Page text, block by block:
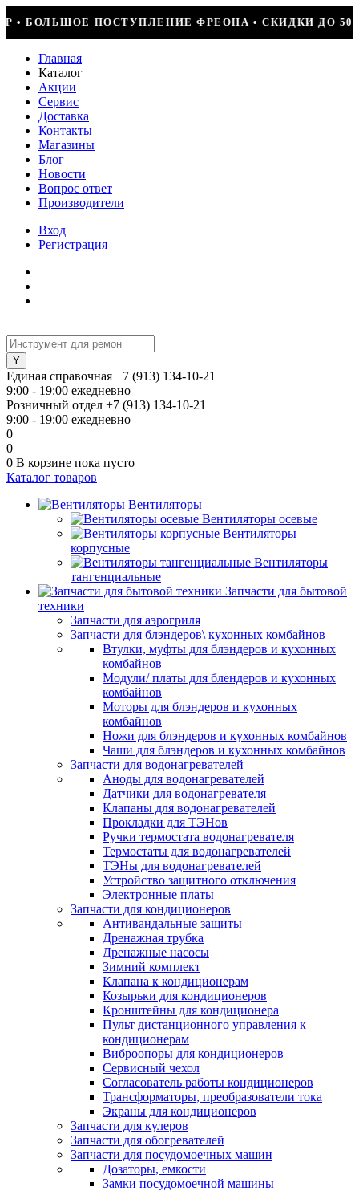
• СКИДКИ ДО 50% НА ВЕСЬ ИНСТРУМЕНТ •
Главная
Каталог
Акции
Сервис
Доставка
Контакты
Магазины
Блог
Новости
Вопрос ответ
Производители
Вход
Регистрация
Единая справочная +7 (913) 134-10-21
9:00 - 19:00 ежедневно
Розничный отдел +7 (913) 134-10-21
9:00 - 19:00 ежедневно
0
0
0 В корзине пока пусто
Каталог товаров
Вентиляторы
Вентиляторы осевые
Вентиляторы
корпусные
Вентиляторы
тангенциальные
Запчасти для бытовой
техники
Запчасти для аэрогриля
Запчасти для блэндеров\ кухонных комбайнов
Втулки, муфты для блэндеров и кухонных
комбайнов
Модули/ платы для блендеров и кухонных
комбайнов
Моторы для блэндеров и кухонных
комбайнов
Ножи для блэндеров и кухонных комбайнов
Чаши для блэндеров и кухонных комбайнов
Запчасти для водонагревателей
Аноды для водонагревателей
Датчики для водонагревателя
Клапаны для водонагревателей
Прокладки для ТЭНов
Ручки термостата водонагревателя
Термостаты для водонагревателей
ТЭНы для водонагревателей
Устройство защитного отключения
Электронные платы
Запчасти для кондиционеров
Антивандальные защиты
Дренажная трубка
Дренажные насосы
Зимний комплект
Клапана к кондиционерам
Козырьки для кондиционеров
Кронштейны для кондиционера
Пульт дистанционного управления к
кондиционерам
Виброопоры для кондиционеров
Сервисный чехол
Согласователь работы кондиционеров
Трансформаторы, преобразователи тока
Экраны для кондиционеров
Запчасти для кулеров
Запчасти для обогревателей
Запчасти для посудомоечных машин
Дозаторы, емкости
Замки посудомоечной машины